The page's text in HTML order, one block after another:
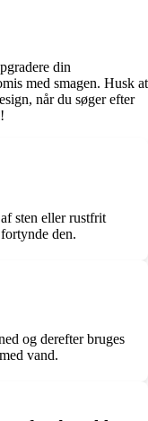
din
med smagen. Husk at
når du søger efter
sten eller rustfrit
den.
og derefter bruges
vand.